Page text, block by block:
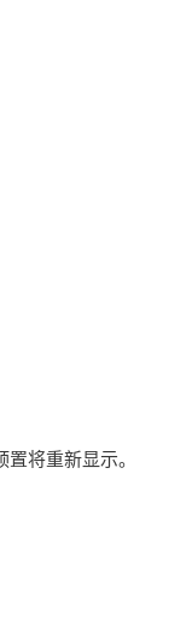
将重新显示。